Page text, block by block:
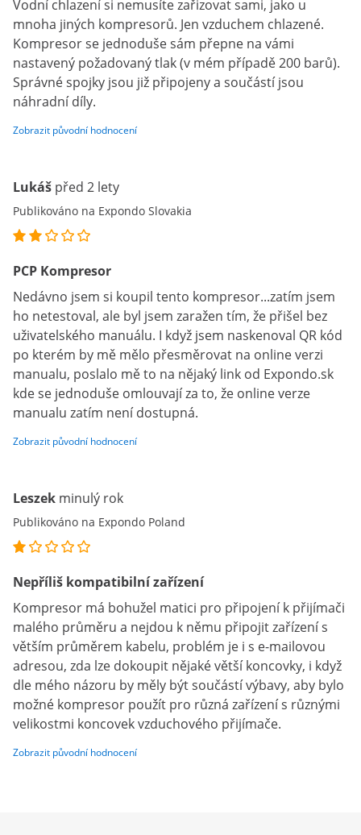
Vodní chlazení si nemusíte zařizovat sami, jako u
mnoha jiných kompresorů. Jen vzduchem chlazené.
Kompresor se jednoduše sám přepne na vámi
nastavený požadovaný tlak (v mém případě 200 barů).
Správné spojky jsou již připojeny a součástí jsou
náhradní díly.
Zobrazit původní hodnocení
Lukáš před 2 lety
Publikováno na Expondo Slovakia
PCP Kompresor
Nedávno jsem si koupil tento kompresor...zatím jsem
ho netestoval, ale byl jsem zaražen tím, že přišel bez
uživatelského manuálu. I když jsem naskenoval QR kód
po kterém by mě mělo přesměrovat na online verzi
manualu, poslalo mě to na nějaký link od Expondo.sk
kde se jednoduše omlouvají za to, že online verze
manualu zatím není dostupná.
Zobrazit původní hodnocení
Leszek minulý rok
Publikováno na Expondo Poland
Nepříliš kompatibilní zařízení
Kompresor má bohužel matici pro připojení k přijímači
malého průměru a nejdou k němu připojit zařízení s
větším průměrem kabelu, problém je i s e-mailovou
adresou, zda lze dokoupit nějaké větší koncovky, i když
dle mého názoru by měly být součástí výbavy, aby bylo
možné kompresor použít pro různá zařízení s různými
velikostmi koncovek vzduchového přijímače.
Zobrazit původní hodnocení